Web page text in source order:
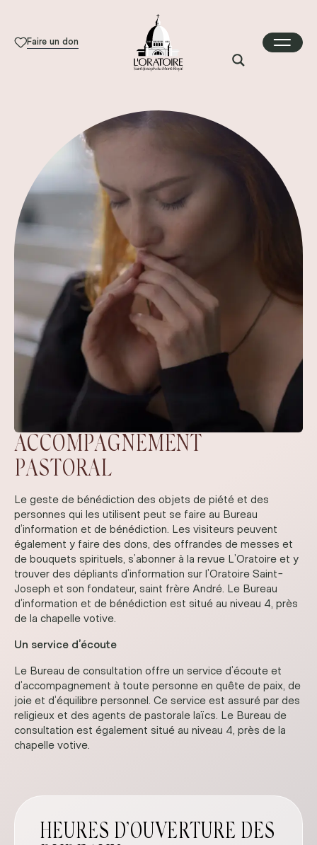
Faire un don
ACCOMPAGNEMENT
PASTORAL
Le geste de bénédiction des objets de piété et des
personnes qui les utilisent peut se faire au Bureau
d’information et de bénédiction. Les visiteurs peuvent
également y faire des dons, des offrandes de messes et
de bouquets spirituels, s’abonner à la revue L’Oratoire et y
trouver des dépliants d’information sur l’Oratoire Saint-
Joseph et son fondateur, saint frère André. Le Bureau
d’information et de bénédiction est situé au niveau 4, près
de la chapelle votive.
Un service d’écoute
Le Bureau de consultation offre un service d’écoute et
d’accompagnement à toute personne en quête de paix, de
joie et d’équilibre personnel. Ce service est assuré par des
religieux et des agents de pastorale laïcs. Le Bureau de
consultation est également situé au niveau 4, près de la
chapelle votive.
HEURES D’OUVERTURE DES